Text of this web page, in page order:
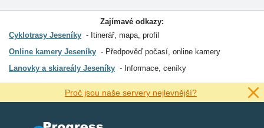
Zajímavé odkazy:
Cyklotrasy Jeseníky
Itinerář, mapa, profil
Online kamery Jeseníky
Předpověď počasí, online kamery
Lanovky a skiareály Jeseníky
Informace, ceníky
Proč jsou naše servery nejlevnější?